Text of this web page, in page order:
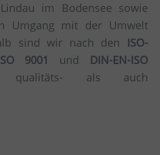
im Bodensee sowie
Umgang mit der Umwelt
sind wir nach den ISO-
9001
und DIN-EN-ISO
als auch